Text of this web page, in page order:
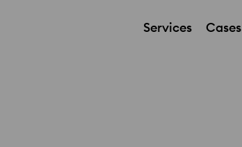
Services Cases